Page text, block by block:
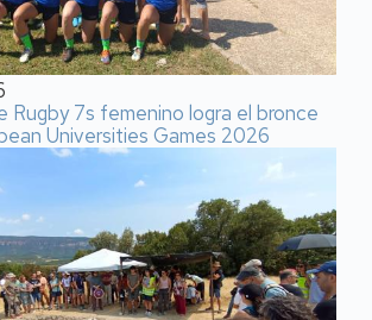
Rugby 7s femenino logra el bronce
Universities Games 2026